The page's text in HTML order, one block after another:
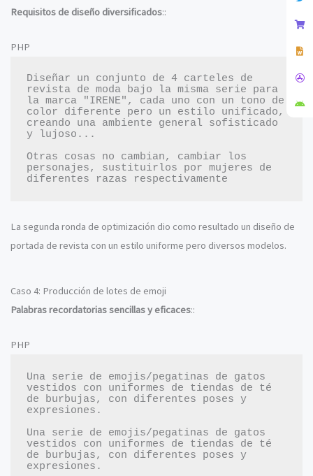
Requisitos de diseño diversificados::
PHP
Diseñar un conjunto de 4 carteles de
revista de moda bajo la misma serie para
la marca "IRENE", cada uno con un tono de
color diferente pero un estilo unificado,
creando una ambiente general sofisticado
y lujoso...
Otras cosas no cambian, cambiar los
personajes, sustituirlos por mujeres de
La segunda ronda de optimización dio como resultado un diseño de
portada de revista con un estilo uniforme pero diversos modelos.
Caso 4: Producción de lotes de emoji
Palabras recordatorias sencillas y eficaces::
PHP
Una serie de emojis/pegatinas de gatos
vestidos con uniformes de tiendas de té
de burbujas, con diferentes poses y
expresiones.
Una serie de emojis/pegatinas de gatos
vestidos con uniformes de tiendas de té
de burbujas, con diferentes poses y